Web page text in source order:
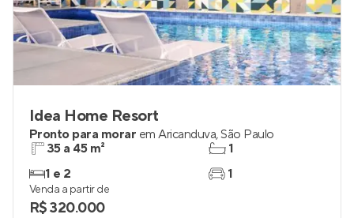
Idea Home Resort
Pronto para morar em Aricanduva,São Paulo
35 a 45 m²
1 e 2
1
1
Venda a partir de
R$ 320.000